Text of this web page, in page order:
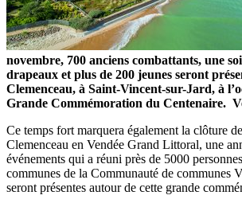
novembre, 700 anciens combattants, une
drapeaux et plus de 200 jeunes seront
Clemenceau, à Saint-Vincent-sur-Jard, à
Grande Commémoration du Centenaire.
Ce temps fort marquera également la clôture
Clemenceau en Vendée Grand Littoral, une
événements qui a réuni près de 5000
communes de la Communauté de communes
seront présentes autour de cette grande